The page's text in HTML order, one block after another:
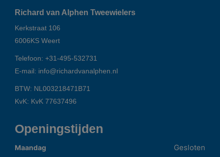
Richard van Alphen Tweewielers
Kerkstraat 106
6006KS Weert
Telefoon: +31-495-532731
E-mail: info@richardvanalphen.nl
BTW: NL003218471B71
KvK: KvK 77637496
Openingstijden
Maandag Gesloten